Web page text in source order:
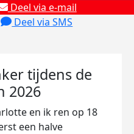
Deel via e-mail
Deel via SMS
tijdens de
2026
en ik ren op 18
een halve